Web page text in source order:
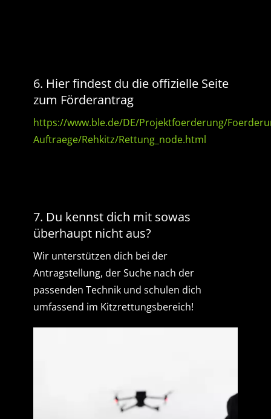
6. Hier findest du die offizielle Seite
zum Förderantrag
https://www.ble.de/DE/Projektfoerderung/
Auftraege/Rehkitz/Rettung_node.html
7. Du kennst dich mit sowas
überhaupt nicht aus?
Wir unterstützen dich bei der
Antragstellung, der Suche nach der
passenden Technik und schulen dich
umfassend im Kitzrettungsbereich!